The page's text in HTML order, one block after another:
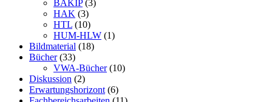
BAKIP(3)
HAK (3)
HTL (10)
HUM-HLW (1)
Bildmaterial (18)
Bücher(33)
VWA-Bücher(10)
Diskussion (2)
Erwartungshorizont (6)